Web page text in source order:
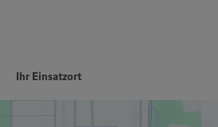
Ihr Einsatzort